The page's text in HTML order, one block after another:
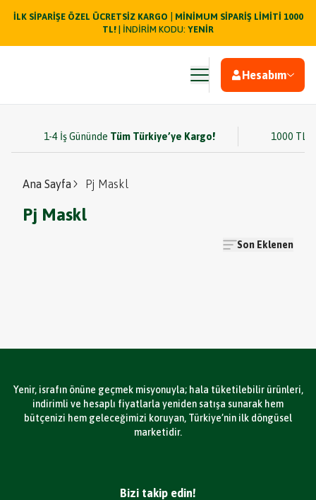
İLK SİPARİŞE ÖZEL ÜCRETSİZ KARGO
MİNİMUM SİPARİŞ LİMİTİ 1000
TL! | İNDİRİM KODU: YENİR
Hesabım
1-4 İş Gününde Tüm Türkiye’ye Kargo! 1000 TL
Ana Sayfa Pj Maskl
Pj Maskl
Son Eklenen
Yenir, israfın önüne geçmek misyonuyla; hala tüketilebilir ürünleri,
indirimli ve hesaplı fiyatlarla yeniden satışa sunarak hem
bütçenizi hem geleceğimizi koruyan, Türkiye’nin ilk döngüsel
marketidir.
Bizi takip edin!